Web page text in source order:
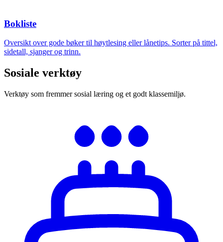
Bokliste
Oversikt over gode bøker til høytlesing eller lånetips. Sorter på tittel,
sidetall, sjanger og trinn.
Sosiale verktøy
Verktøy som fremmer sosial læring og et godt klassemiljø.